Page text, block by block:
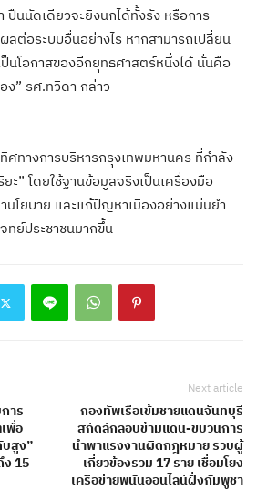
ปืนนัดเดียวจะยิงนกได้ทั้งรัง หรือการ
ลต่อระบบอื่นอย่างไร หากสามารถเปลี่ยน
ป็นโอกาสของอีกยุทธศาสตร์หนึ่งได้ นั่นคือ
ง” รศ.ทวิดา กล่าว
ศทางการบริหารกรุงเทพมหานคร ที่กำลัง
ะ” โดยใช้ฐานข้อมูลจริงเป็นเครื่องมือ
โยบาย และแก้ปัญหาเมืองอย่างแม่นยำ
ทย์ประชาชนมากขึ้น
าร
พื่อ
สูง”
ง 15
Next article
กองทัพเรือเข้มชายแดนจันทบุรี
สกัดลักลอบข้ามแดน-ขบวนการ
นำพาแรงงานผิดกฎหมาย รวบผู้
เกี่ยวข้องรวม 17 ราย เชื่อมโยง
เครือข่ายพนันออนไลน์ฝั่งกัมพูชา